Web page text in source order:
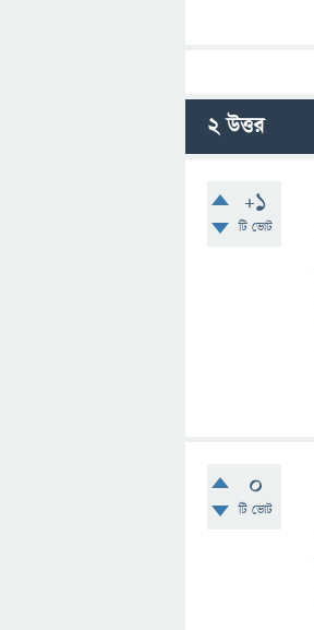
2উত্তর
+1
টি ভোট
0
টি ভোট